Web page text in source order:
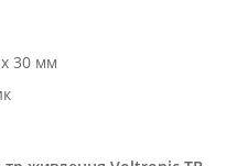
30 мм